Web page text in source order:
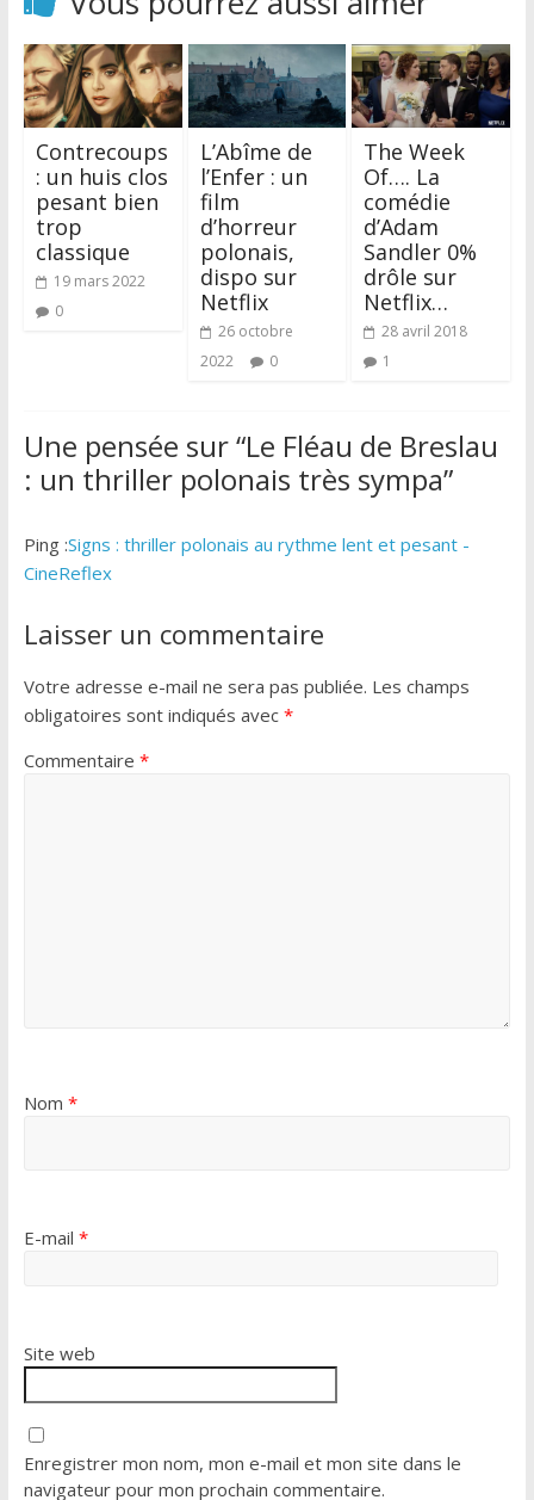
Contrecoups
: un huis clos
pesant bien
trop
classique
19 mars 2022
0
L’Abîme de
l’Enfer : un
film
d’horreur
polonais,
dispo sur
Netflix
26 octobre
2022
0
The Week
Of…. La
comédie
d’Adam
Sandler 0%
drôle sur
Netflix…
28 avril 2018
1
Une pensée sur “Le Fléau de Breslau
: un thriller polonais très sympa”
Ping :Signs : thriller polonais au rythme lent et pesant -
CineReflex
Laisser un commentaire
Votre adresse e-mail ne sera pas publiée. Les champs
obligatoires sont indiqués avec *
Commentaire *
Nom *
E-mail *
Site web
Enregistrer mon nom, mon e-mail et mon site dans le
navigateur pour mon prochain commentaire.